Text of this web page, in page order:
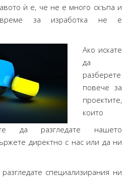
ѝ е, че не е много скъпа и
време за изработка не е
Ако искате
да
разберете
повече за
проектите,
които
да разгледате нашето
директно с нас или да ни
специализирания ни